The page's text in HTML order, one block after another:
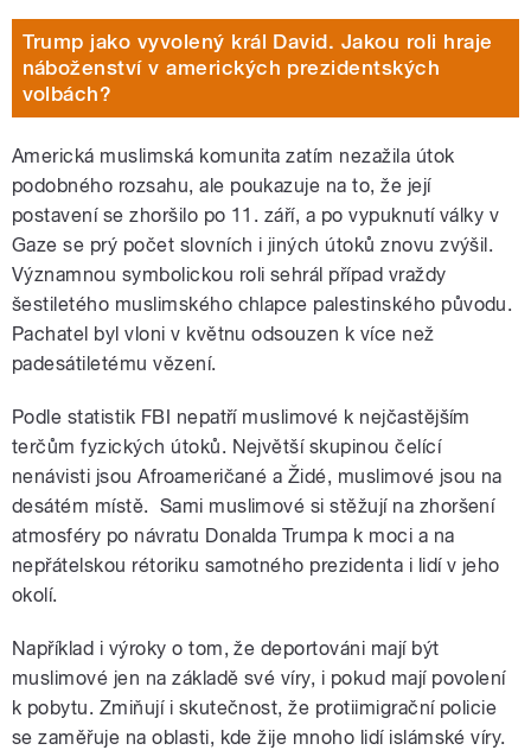
Trump jako vyvolený král David. Jakou roli hraje
náboženství v amerických prezidentských
volbách?
Americká muslimská komunita zatím nezažila útok
podobného rozsahu, ale poukazuje na to, že její
postavení se zhoršilo po 11. září, a po vypuknutí války v
Gaze se prý počet slovních i jiných útoků znovu zvýšil.
Významnou symbolickou roli sehrál případ vraždy
šestiletého muslimského chlapce palestinského původu.
Pachatel byl vloni v květnu odsouzen k více než
padesátiletému vězení.
Podle statistik FBI nepatří muslimové k nejčastějším
terčům fyzických útoků. Největší skupinou čelící
nenávisti jsou Afroameričané a Židé, muslimové jsou na
desátém místě. Sami muslimové si stěžují na zhoršení
atmosféry po návratu Donalda Trumpa k moci a na
nepřátelskou rétoriku samotného prezidenta i lidí v jeho
okolí.
Například i výroky o tom, že deportováni mají být
muslimové jen na základě své víry, i pokud mají povolení
k pobytu. Zmiňují i skutečnost, že protiimigrační policie
se zaměřuje na oblasti, kde žije mnoho lidí islámské víry.